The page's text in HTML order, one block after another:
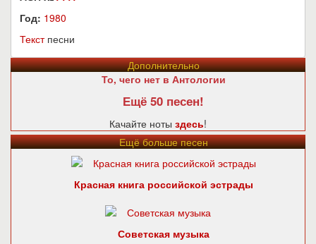
Год: 1980
Текстпесни
Дополнительно
То, чего нет в Антологии
Ещё 50 песен!
Качайте ноты здесь!
Ещё больше песен
Красная книга российской эстрады
Советская музыка